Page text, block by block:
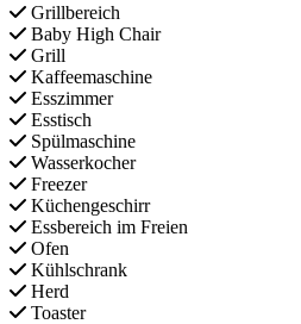
Grillbereich
Baby High Chair
Grill
Kaffeemaschine
Esszimmer
Esstisch
Spülmaschine
Wasserkocher
Freezer
Küchengeschirr
Essbereich im Freien
Ofen
Kühlschrank
Herd
Toaster